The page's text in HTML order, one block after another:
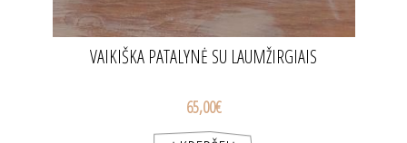
VAIKIŠKA PATALYNĖ SU LAUMŽIRGIAIS
65,00€